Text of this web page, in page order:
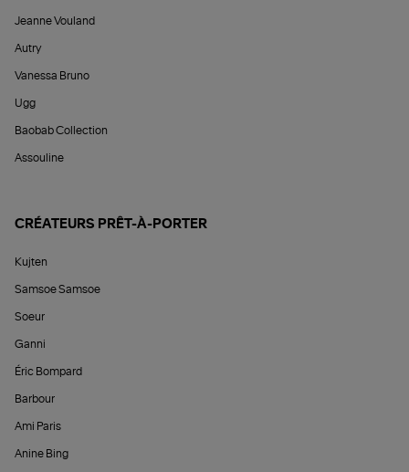
Jeanne Vouland
Autry
Vanessa Bruno
Ugg
Baobab Collection
Assouline
CRÉATEURS PRÊT-À-PORTER
Kujten
Samsoe Samsoe
Soeur
Ganni
Éric Bompard
Barbour
Ami Paris
Anine Bing